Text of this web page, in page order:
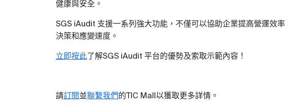
健康與安全。
SGS iAudit 支援一系列強大功能，不僅可以協助企業提高營運效
決策和應變速度。
立即按此了解SGS iAudit 平台的優勢及索取示範內容 ！
請訂閱並聯繫我們的 TIC Mall 以獲取更多詳情 。